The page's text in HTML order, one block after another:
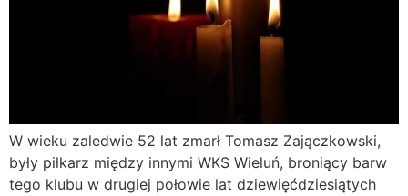
W wieku zaledwie 52 lat zmarł Tomasz Zajączkowski,
były piłkarz między innymi WKS Wieluń, broniący barw
tego klubu w drugiej połowie lat dziewięćdziesiątych